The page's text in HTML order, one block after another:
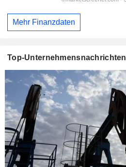
Mehr Finanzdaten
Top-Unternehmensnachrichten